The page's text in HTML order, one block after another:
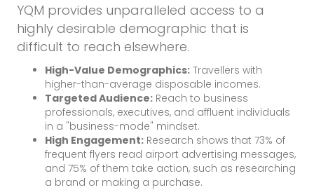
YQM provides unparalleled access to a
highly desirable demographic that is
difficult to reach elsewhere.
High-Value Demographics: Travellers with
higher-than-average disposable incomes.
Targeted Audience: Reach to business
professionals, executives, and affluent individuals
in a "business-mode" mindset.
High Engagement: Research shows that 73% of
frequent flyers read airport advertising messages,
and 75% of them take action, such as researching
a brand or making a purchase.